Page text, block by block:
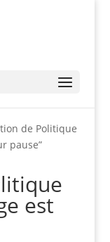
de Politique
pause”
est